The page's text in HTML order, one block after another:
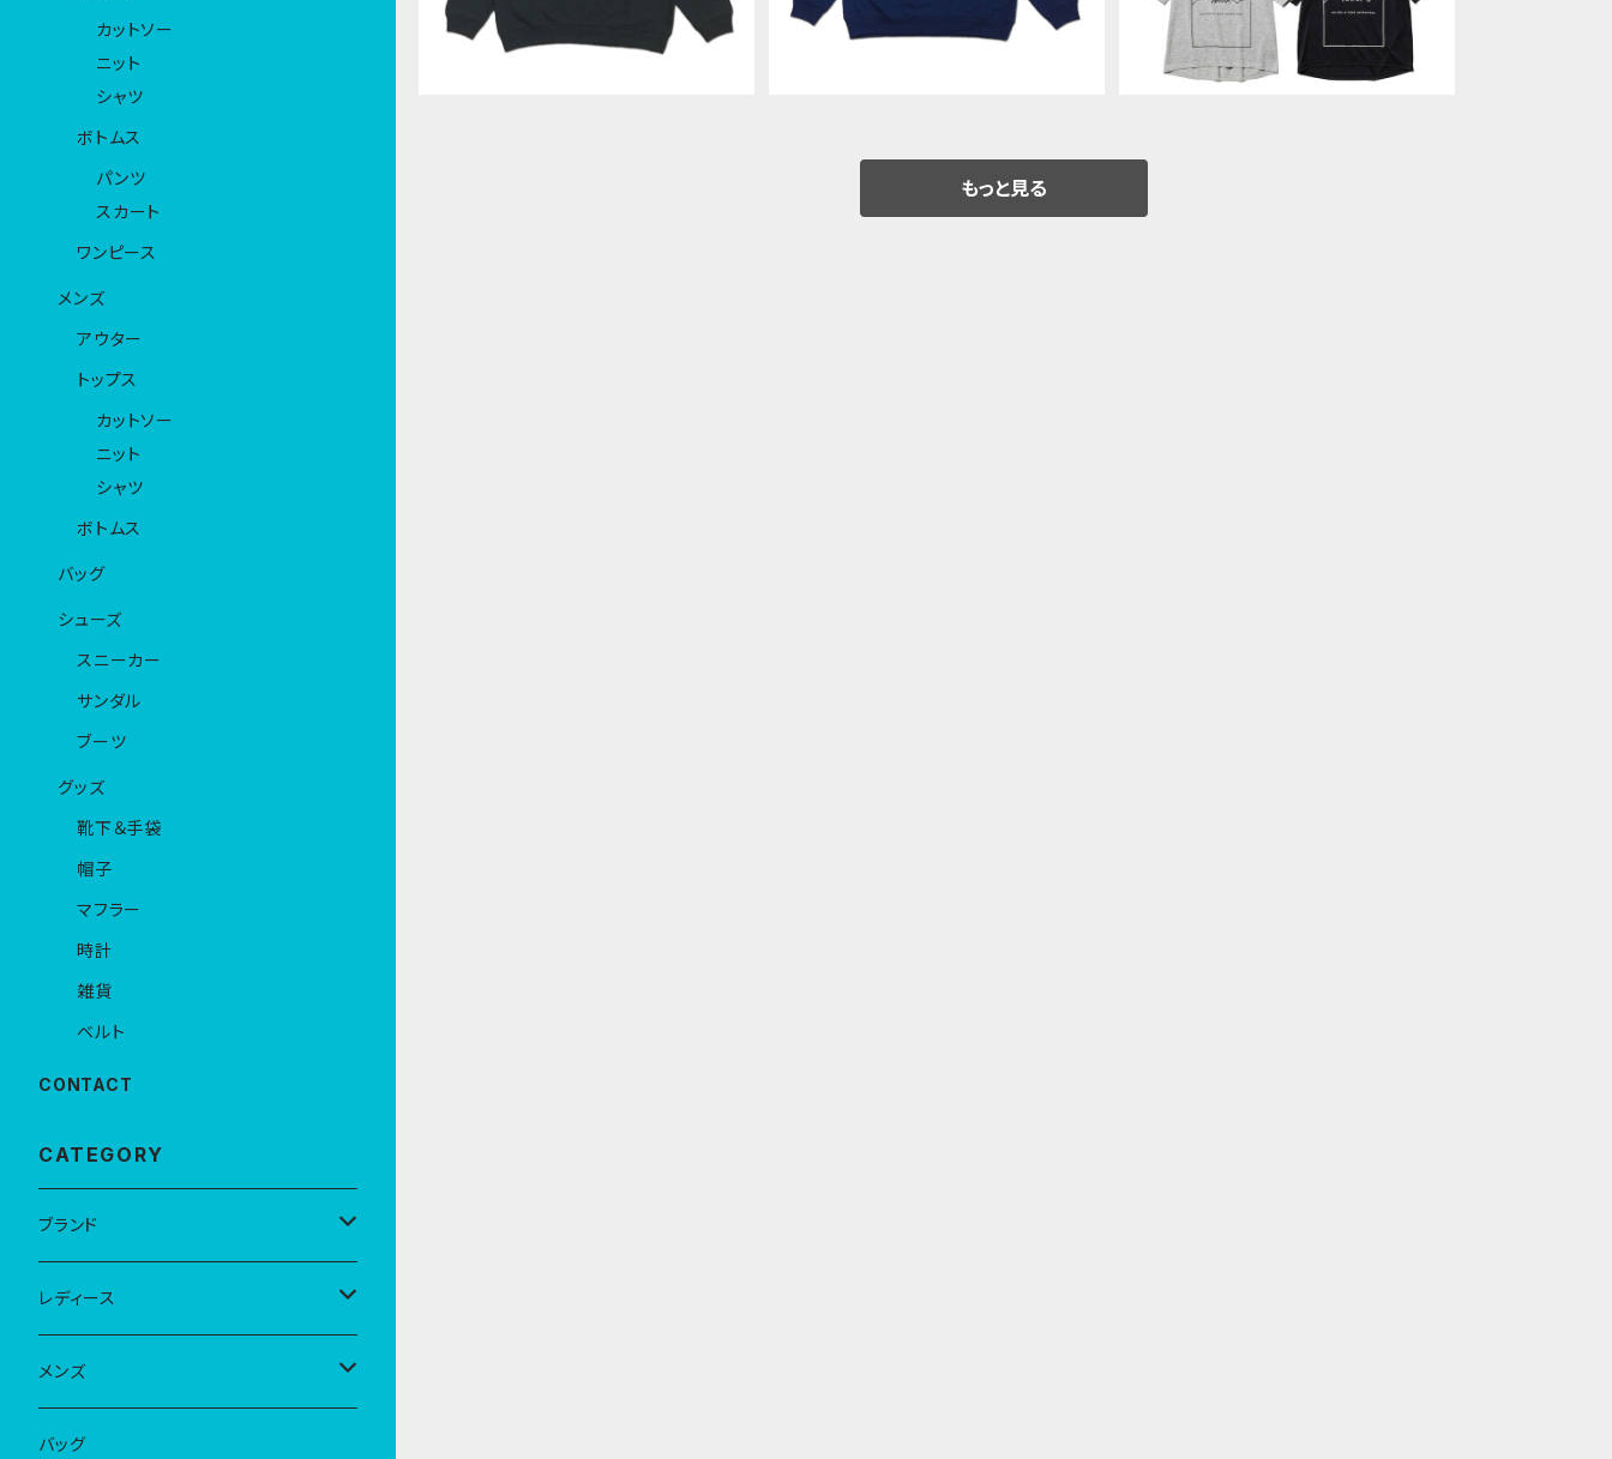
もっと見る
カットソー
ニット
シャツ
ボトムス
パンツ
スカート
ワンピース
メンズ
アウター
トップス
カットソー
ニット
シャツ
ボトムス
バッグ
シューズ
スニーカー
サンダル
ブーツ
グッズ
靴下＆手袋
帽子
マフラー
時計
雑貨
ベルト
CONTACT
CATEGORY
ブランド
D.M.G
Brocante
LUEUF
レディース
アウター
トップス
メンズ
アウター
バッグ